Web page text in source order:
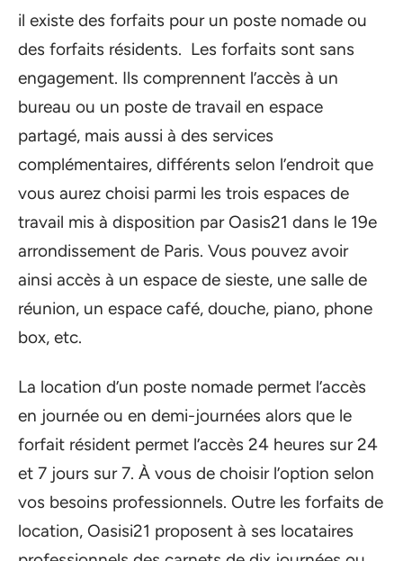
il existe des forfaits pour un poste nomade ou
des forfaits résidents. Les forfaits sont sans
engagement. Ils comprennent l’accès à un
bureau ou un poste de travail en espace
partagé, mais aussi à des services
complémentaires, différents selon l’endroit que
vous aurez choisi parmi les trois espaces de
travail mis à disposition par Oasis21 dans le 19e
arrondissement de Paris. Vous pouvez avoir
ainsi accès à un espace de sieste, une salle de
réunion, un espace café, douche, piano, phone
box, etc.
La location d’un poste nomade permet l’accès
en journée ou en demi-journées alors que le
forfait résident permet l’accès 24 heures sur 24
et 7 jours sur 7. À vous de choisir l’option selon
vos besoins professionnels. Outre les forfaits de
location, Oasisi21 proposent à ses locataires